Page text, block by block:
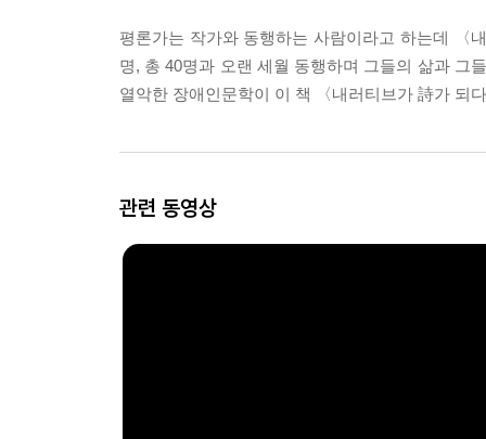
평론가는 작가와 동행하는 사람이라고 하는데 〈
명, 총 40명과 오랜 세월 동행하며 그들의 삶과 그
열악한 장애인문학이 이 책 〈내러티브가 詩가 되
관련 동영상